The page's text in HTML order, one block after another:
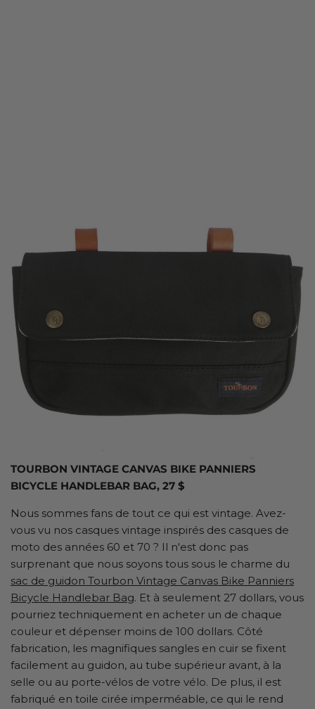
TOURBON VINTAGE CANVAS BIKE PANNIERS
BICYCLE HANDLEBAR BAG, 27 $
Nous sommes fans de tout ce qui est vintage. Avez-
vous vu nos casques vintage inspirés des casques de
moto des années 60 et 70 ? Il n'est donc pas
surprenant que nous soyons tous sous le charme du
sac de guidon Tourbon Vintage Canvas Bike Panniers
Bicycle Handlebar Bag. Et à seulement 27 dollars, vous
pourriez techniquement en acheter un de chaque
couleur et dépenser moins de 100 dollars. Côté
fabrication, les magnifiques sangles en cuir se fixent
facilement au guidon, au tube supérieur avant, à la
selle ou au porte-vélos de votre vélo. De plus, il est
fabriqué en toile cirée imperméable, ce qui le rend